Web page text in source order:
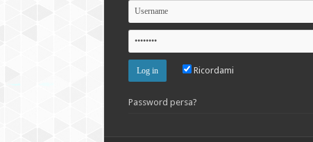
Ricordami
Password persa?